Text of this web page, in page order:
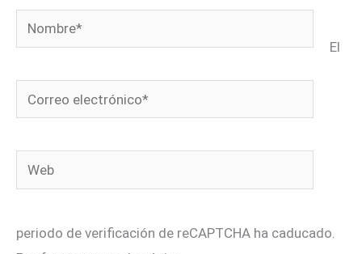
Nombre*
Correo
electrónico*
Web
El
periodo de verificación de reCAPTCHA ha caducado.